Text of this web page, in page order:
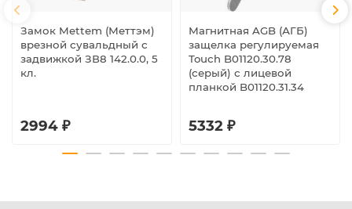
Замок Mettem (Меттэм)
врезной сувальдный с
задвижкой ЗВ8 142.0.0, 5
кл.
2994 ₽
Магнитная AGB (АГБ)
защелка регулируемая
Touch B01120.30.78
(серый) с лицевой
планкой B01120.31.34
5332 ₽